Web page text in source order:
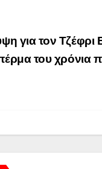
για τον Τζέφρι
του χρόνια